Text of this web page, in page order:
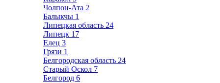
Чолпон-Ата 2
Балыкчы 1
Липецкая область 24
Липецк 17
Елец 3
Грязи 1
Белгородская область 24
Старый Оскол 7
Белгород 6